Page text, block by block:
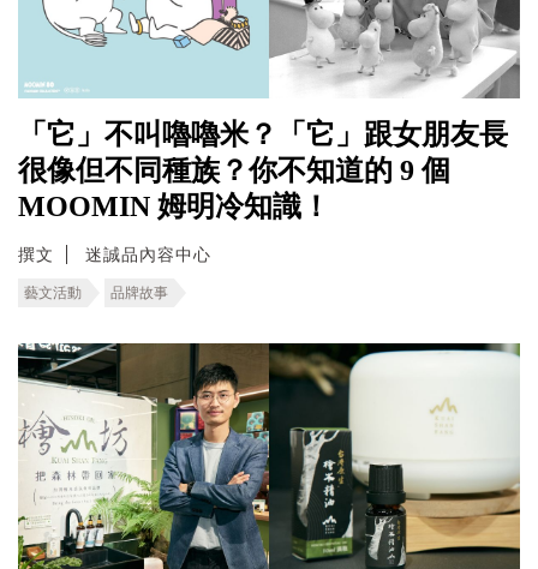
「它」不叫嚕嚕米？「它」跟女朋友長
很像但不同種族？你不知道的 9 個
MOOMIN 姆明冷知識！
撰文 迷誠品內容中心
藝文活動 品牌故事